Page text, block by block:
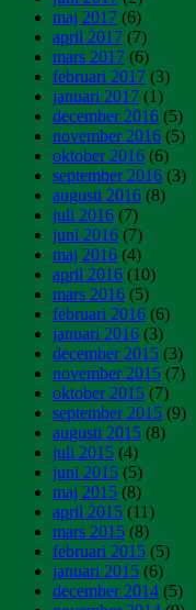
maj 2017 (6)
april 2017 (7)
mars 2017 (6)
februari 2017 (3)
januari 2017 (1)
december 2016 (5)
november 2016 (5)
oktober 2016 (6)
september 2016 (3)
augusti 2016 (8)
juli 2016 (7)
juni 2016 (7)
maj 2016 (4)
april 2016 (10)
mars 2016 (5)
februari 2016 (6)
januari 2016 (3)
december 2015 (3)
november 2015 (7)
oktober 2015 (7)
september 2015 (9)
augusti 2015 (8)
juli 2015 (4)
juni 2015 (5)
maj 2015 (8)
april 2015 (11)
mars 2015 (8)
februari 2015 (5)
januari 2015 (6)
december 2014 (5)